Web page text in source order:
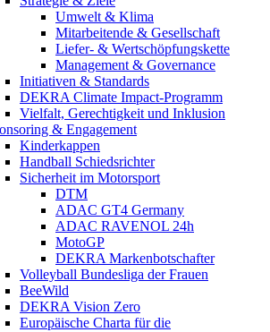
Umwelt & Klima
Mitarbeitende & Gesellschaft
Liefer- & Wertschöpfungskette
Management & Governance
Initiativen & Standards
DEKRA Climate Impact-Programm
Vielfalt, Gerechtigkeit und Inklusion​
& Engagement
Kinderkappen
Handball Schiedsrichter
Sicherheit im Motorsport
DTM
ADAC GT4 Germany
ADAC RAVENOL 24h
MotoGP
DEKRA Markenbotschafter
Volleyball Bundesliga der Frauen
BeeWild
DEKRA Vision Zero
Europäische Charta für die